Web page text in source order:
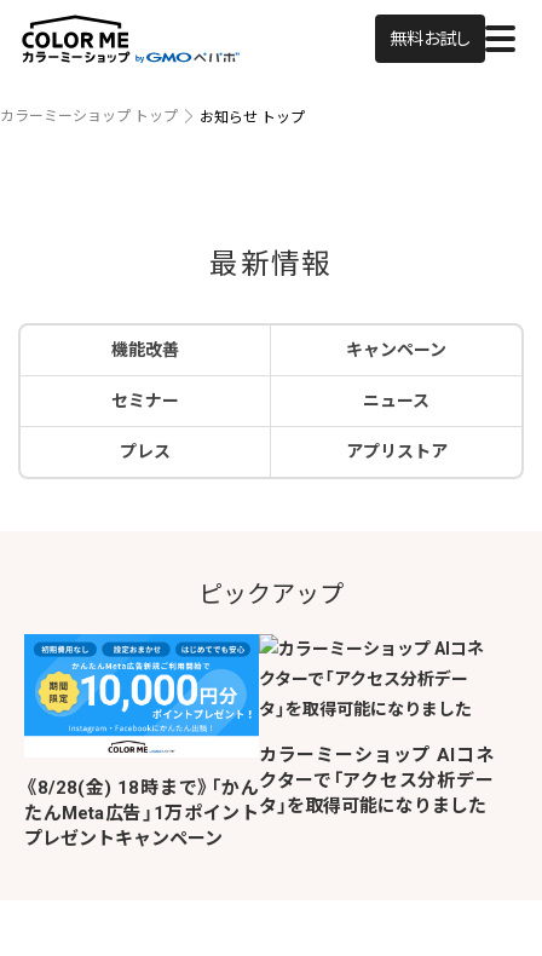
無料お試し
カラーミーショップ トップ お知らせ トップ
最新情報
機能改善 キャンペーン
セミナー ニュース
プレス アプリストア
ピックアップ
《8/28(金) 18時まで》「かん
たんMeta広告」1万ポイント
プレゼントキャンペーン
カラーミーショップ AIコネ
クターで「アクセス分析デー
タ」を取得可能になりました